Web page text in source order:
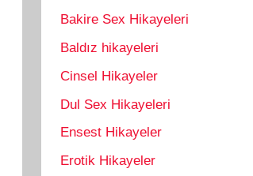
Bakire Sex Hikayeleri
Baldız hikayeleri
Cinsel Hikayeler
Dul Sex Hikayeleri
Ensest Hikayeler
Erotik Hikayeler